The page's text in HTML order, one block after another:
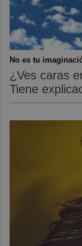
No es tu
¿Ves caras
Tiene